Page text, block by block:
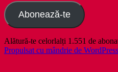
Abonează-te
Alătură-te celorlalți 1.551 de
Propulsat cu mândrie de WordPress